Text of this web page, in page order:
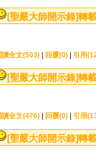
[聖嚴大師開示錄]轉
讀全文(503) 回覆(0) 引用
[聖嚴大師開示錄]轉
讀全文(476)
回覆(0) 引用
[聖嚴大師開示錄]轉